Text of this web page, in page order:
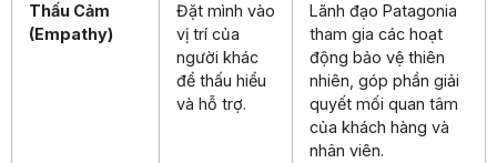
Thấu Cảm
(Empathy)
Đặt mình vào
vị trí của
người khác
để thấu hiểu
và hỗ trợ.
Lãnh đạo Patagonia
tham gia các hoạt
động bảo vệ thiên
nhiên, góp phần giải
quyết mối quan tâm
của khách hàng và
nhân viên.